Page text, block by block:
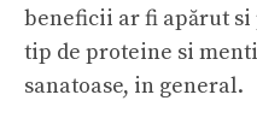
beneficii ar fi apărut
tip de proteine si
sanatoase, in general.